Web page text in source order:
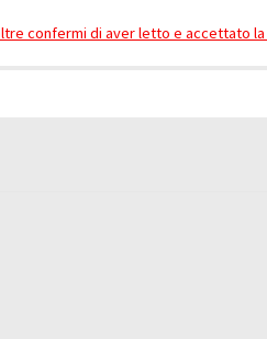
confermi di aver letto e accettato la